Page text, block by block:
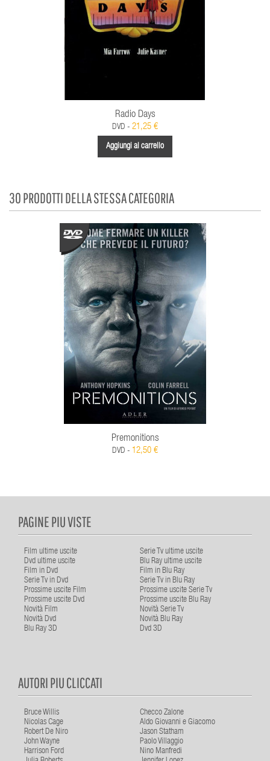
Radio Days
DVD - 21,25 €
Aggiungi al carrello
30 PRODOTTI DELLA STESSA CATEGORIA
Premonitions
DVD - 12,50 €
PAGINE PIU VISTE
Film ultime uscite
Serie Tv ultime uscite
Dvd ultime uscite
Blu Ray ultime uscite
Film in Dvd
Film in Blu Ray
Serie Tv in Dvd
Serie Tv in Blu Ray
Prossime uscite Film
Prossime uscite Serie Tv
Prossime uscite Dvd
Prossime uscite Blu Ray
Novità Film
Novità Serie Tv
Novità Dvd
Novità Blu Ray
Blu Ray 3D
Dvd 3D
AUTORI PIU CLICCATI
Bruce Willis
Checco Zalone
Nicolas Cage
Aldo Giovanni e Giacomo
Robert De Niro
Jason Statham
John Wayne
Paolo Villaggio
Harrison Ford
Nino Manfredi